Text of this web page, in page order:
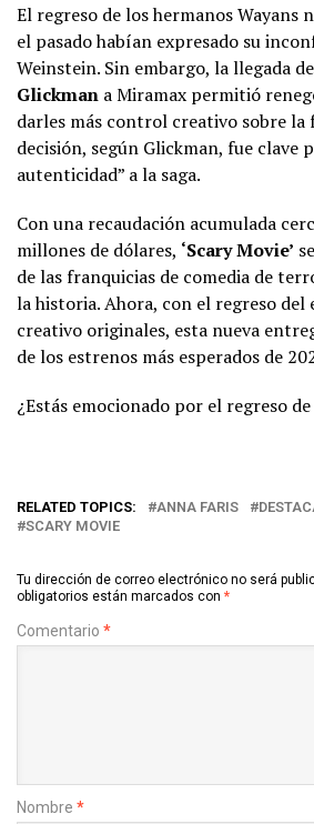
El regreso de los hermanos Wayans
el pasado habían expresado su
Weinstein. Sin embargo, la llegada de
Glickman a Miramax permitió
darles más control creativo sobre la
decisión, según Glickman, fue clave
autenticidad” a la saga.
Con una recaudación acumulada
millones de dólares, ‘Scary Movie’
de las franquicias de comedia de
la historia. Ahora, con el regreso del
creativo originales, esta nueva
de los estrenos más esperados de
¿Estás emocionado por el regreso
RELATED TOPICS: ANNA FARIS
SCARY MOVIE
Tu dirección de correo electrónico no será
obligatorios están marcados con *
Comentario *
Nombre *